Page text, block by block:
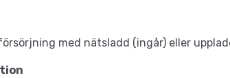
med nätsladd (ingår) eller